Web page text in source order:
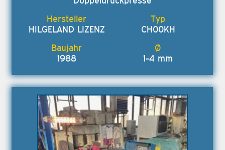
HILGELAND LIZENZ CH00KH
1988 1-4 mm